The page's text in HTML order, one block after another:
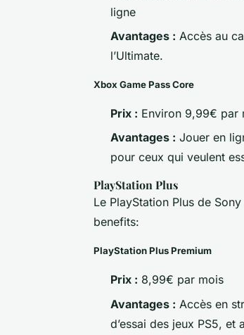
ligne
Avantages : Accès au
l’Ultimate.
Xbox Game Pass Core
Prix : Environ 9,99€ par
Avantages : Jouer en
pour ceux qui veulent
PlayStation Plus
Le PlayStation Plus de
benefits:
PlayStation Plus Premium
Prix : 8,99€ par mois
Avantages : Accès en
d’essai des jeux PS5,